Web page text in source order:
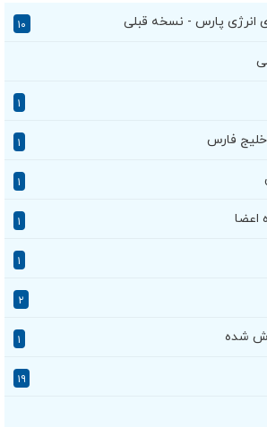
انرژی پارس - نسخه قبلی ۱۰
فارس
اعضا
۲
شده
۱۹